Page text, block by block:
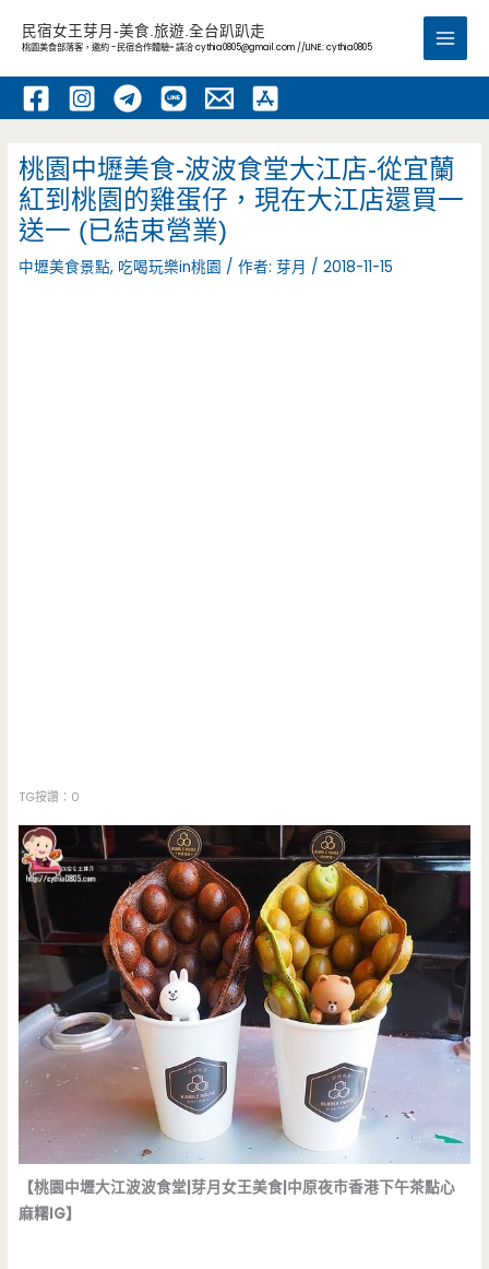
內
民宿女王芽月-美食.旅遊.全台趴趴走
桃園美食部落客，邀約 -民宿合作體驗~ 請洽cythia0805@gmail.com //LINE: cythia0805
Main
桃園中壢美食-波波食堂大江店-從宜蘭
紅到桃園的雞蛋仔，現在大江店還買一
送一 (已結束營業)
中壢美食景點, 吃喝玩樂in桃園 / 作者:芽月 /2018-11-15
TG按讚：0
【桃園中壢大江波波食堂|芽月女王美食|中原夜市香港下午茶點心
麻糬IG】